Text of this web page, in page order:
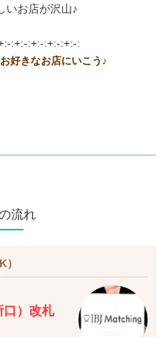
いお店が沢山♪
:+:-:+:-:+:-:+:-:
好きなお店にいこう♪
流れ
口）改札